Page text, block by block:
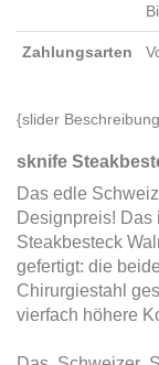
Zahlungsarten
{slider
sknife
Das edle
Designpreis!
Steakbesteck
gefertigt: die
Chirurgiestahl
vierfach höhere